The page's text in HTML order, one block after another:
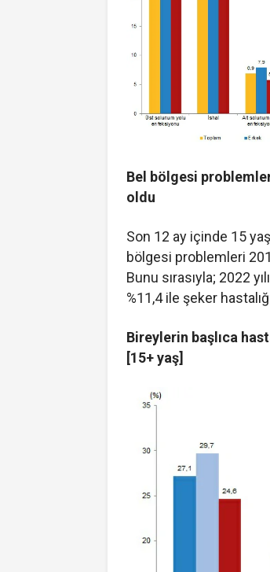
Bel bölgesi
oldu
Son 12 ay içinde 15
bölgesi problemleri
Bunu sırasıyla; 2022
%11,4 ile şeker
Bireylerin başlıca
[15+ yaş]